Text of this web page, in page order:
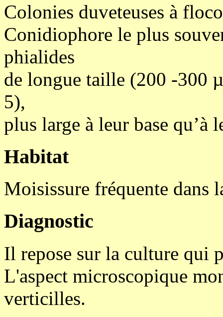
Colonies duveteuses à
Conidiophore le plus
phialides
de longue taille (200 -300
5),
plus large à leur base qu’à
Habitat
Moisissure fréquente dans
Diagnostic
Il repose sur la culture qui
L'aspect microscopique
verticilles.